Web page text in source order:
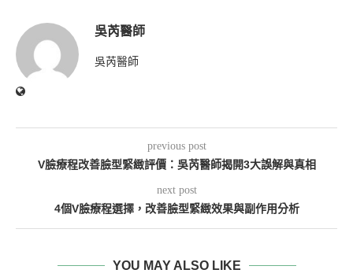
吳芮醫師
吳芮醫師
previous post
V臉療程改善臉型緊緻評價：吳芮醫師揭開3大誤解與真相
next post
4個V臉療程選擇，改善臉型緊緻效果與副作用分析
YOU MAY ALSO LIKE